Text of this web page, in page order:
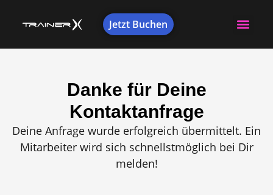
Jetzt Buchen
Danke für Deine
Kontaktanfrage
Deine Anfrage wurde erfolgreich übermittelt. Ein
Mitarbeiter wird sich schnellstmöglich bei Dir
melden!